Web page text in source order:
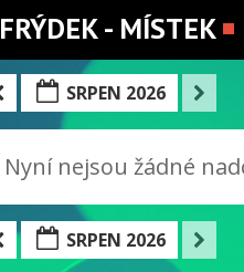
FRÝDEK - MÍSTEK
SRPEN 2026
Nyní nejsou žádné
SRPEN 2026